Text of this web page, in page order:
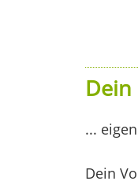
...
Dein